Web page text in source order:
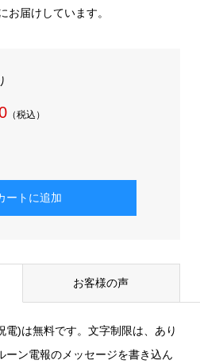
お届けしています。
（税込）
お客様の声
電)は無料です。文字制限は、あり
ーン電報のメッセージを書き込ん